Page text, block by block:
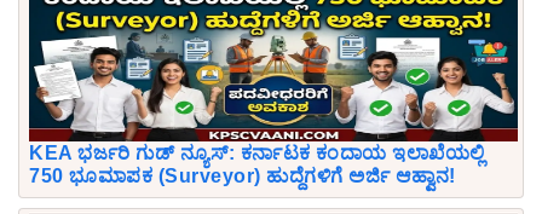
KEA ಭರ್ಜರಿ ಗುಡ್ ನ್ಯೂಸ್: ಕರ್ನಾಟಕ ಕಂದಾಯ ಇಲಾಖೆಯಲ್ಲಿ
750 ಭೂಮಾಪಕ (Surveyor) ಹುದ್ದೆಗಳಿಗೆ ಅರ್ಜಿ ಆಹ್ವಾನ!